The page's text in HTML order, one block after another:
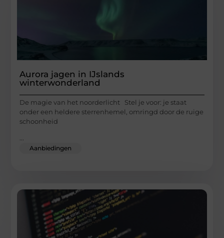
Aurora jagen in IJslands
winterwonderland
De magie van het noorderlicht Stel je voor: je staat
onder een heldere sterrenhemel, omringd door de ruige
schoonheid
...
Aanbiedingen